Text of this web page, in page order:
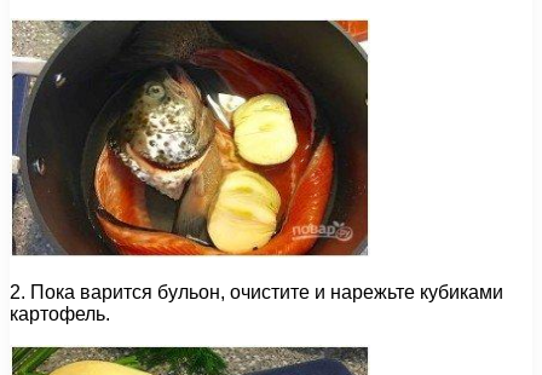
2. Пока варится бульон, очистите и нарежьте кубиками
картофель.